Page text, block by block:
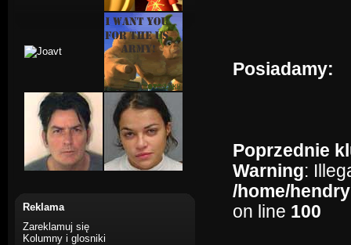
Reklama
Zareklamuj się
Kolumny i glosniki
Posiadamy:
Poprzednie
Warning:
/home/
on line 100